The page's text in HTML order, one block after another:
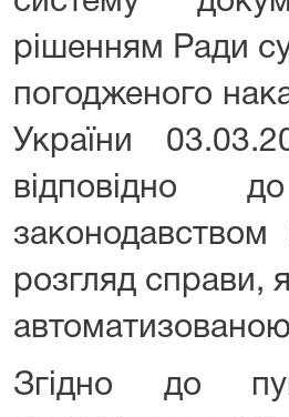
рішенням Ради
погодженого
України
відповідно
законодавством
розгляд справи,
Згідно до